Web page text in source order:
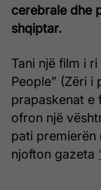
cerebrale dhe
shqiptar.
Tani një film i
People” (Zëri i
prapaskenat e
ofron një
pati premierën
njofton gazeta